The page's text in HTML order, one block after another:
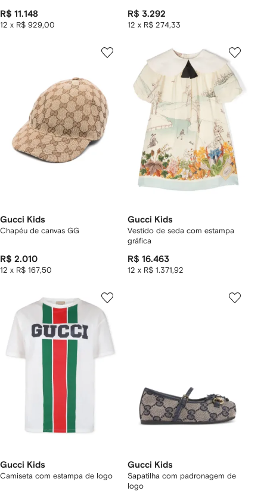
R$ 11.148
12 x R$ 929,00
R$ 3.292
12 x R$ 274,33
Gucci Kids
Chapéu de canvas GG
R$ 2.010
12 x R$ 167,50
Gucci Kids
Vestido de seda com estampa
gráfica
R$ 16.463
12 x R$ 1.371,92
Gucci Kids
Camiseta com estampa de logo
Gucci Kids
Sapatilha com padronagem de
logo